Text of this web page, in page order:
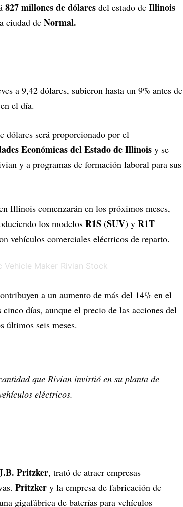
827 millones de dólares del estado de Illinois
ciudad de Normal.
a 9,42 dólares, subieron hasta un 9% antes de
el día.
dólares será proporcionado por el
Económicas del Estado de Illinois y se
y a programas de formación laboral para sus
Illinois comenzarán en los próximos meses,
los modelos R1S (SUV) y R1T
vehículos comerciales eléctricos de reparto.
a un aumento de más del 14% en el
días, aunque el precio de las acciones del
últimos seis meses.
que Rivian invirtió en su planta de
eléctricos.
Pritzker, trató de atraer empresas
Pritzker y la empresa de fabricación de
gigafábrica de baterías para vehículos